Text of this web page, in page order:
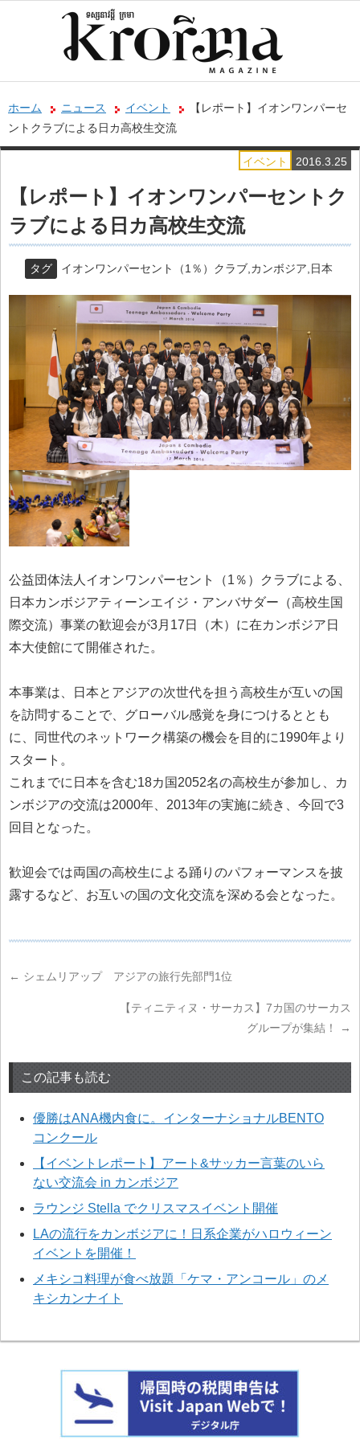
ホーム ニュース イベント
【レポート】イオンワンパーセ
ントクラブによる日カ高校生交流
2016.3.25
イベント
【レポート】イオンワンパーセントク
ラブによる日カ高校生交流
タグ イオンワンパーセント（1％）クラブ カンボジア 日本
公益団体法人イオンワンパーセント（1％）クラブによる、
日本カンボジアティーンエイジ・アンバサダー（高校生国
際交流）事業の歓迎会が3月17日（木）に在カンボジア日
本大使館にて開催された。
本事業は、日本とアジアの次世代を担う高校生が互いの国
を訪問することで、グローバル感覚を身につけるととも
に、同世代のネットワーク構築の機会を目的に1990年より
スタート。
これまでに日本を含む18カ国2052名の高校生が参加し、カ
ンボジアの交流は2000年、2013年の実施に続き、今回で3
回目となった。
歓迎会では両国の高校生による踊りのパフォーマンスを披
露するなど、お互いの国の文化交流を深める会となった。
← シェムリアップ アジアの旅行先部門1位
【ティニティヌ・サーカス】7カ国のサーカス
グループが集結！
→
この記事も読む
優勝はANA機内食に。インターナショナルBENTO
コンクール
【イベントレポート】アート&サッカー言葉のいら
ない交流会 in カンボジア
ラウンジ Stella でクリスマスイベント開催
LAの流行をカンボジアに！日系企業がハロウィーン
イベントを開催！
メキシコ料理が食べ放題「ケマ・アンコール」のメ
キシカンナイト